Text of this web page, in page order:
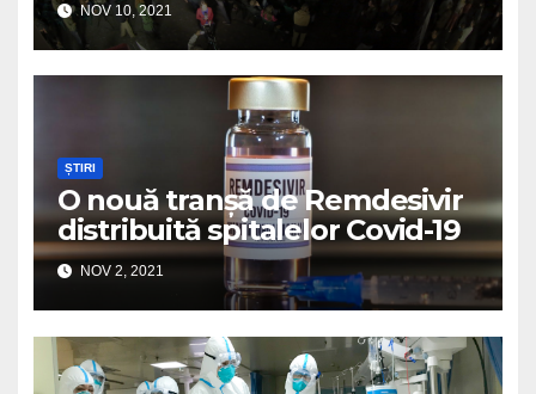
NOV 10, 2021
ȘTIRI
O nouă tranșă de Remdesivir
distribuită spitalelor Covid-19
NOV 2, 2021